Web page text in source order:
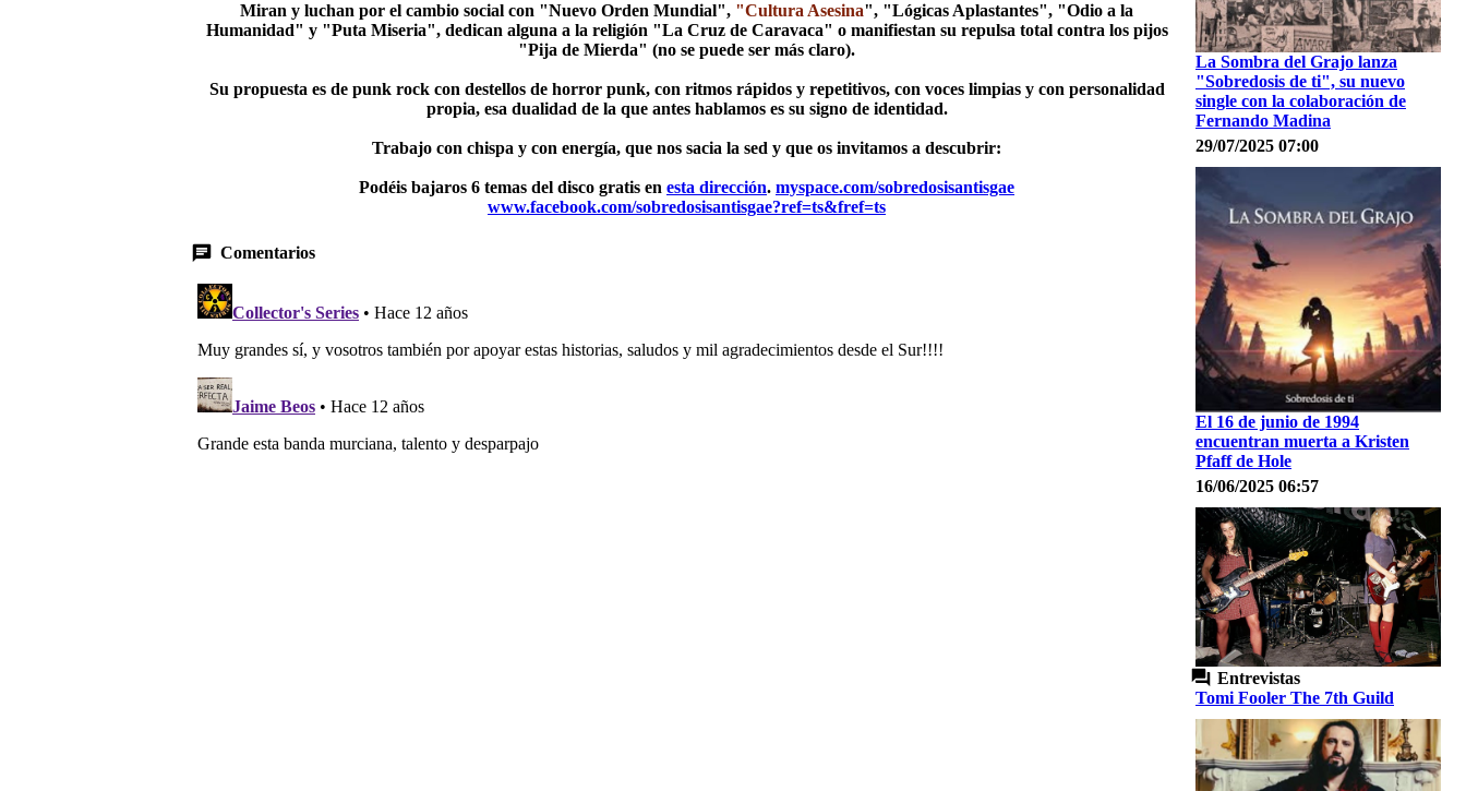
Miran y luchan por el cambio social con "Nuevo Orden Mundial", "Cultura Asesina", "Lógicas Aplastantes", "Odio a la
Humanidad" y "Puta Miseria", dedican alguna a la religión "La Cruz de Caravaca" o manifiestan su repulsa total contra los pijos
"Pija de Mierda" (no se puede ser más claro).
Su propuesta es de punk rock con destellos de horror punk, con ritmos rápidos y repetitivos, con voces limpias y con personalidad
propia, esa dualidad de la que antes hablamos es su signo de identidad.
Trabajo con chispa y con energía, que nos sacia la sed y que os invitamos a descubrir:
Podéis bajaros 6 temas del disco gratis en esta dirección. myspace.com/sobredosisantisgae
www.facebook.com/sobredosisantisgae?ref=ts&fref=ts
Comentarios
La Sombra del Grajo lanza
"Sobredosis de ti", su nuevo
single con la colaboración de
Fernando Madina
29/07/2025 07:00
El 16 de junio de 1994
encuentran muerta a Kristen
Pfaff de Hole
16/06/2025 06:57
Entrevistas
Tomi Fooler The 7th Guild